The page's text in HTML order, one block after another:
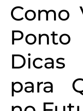
Como
para